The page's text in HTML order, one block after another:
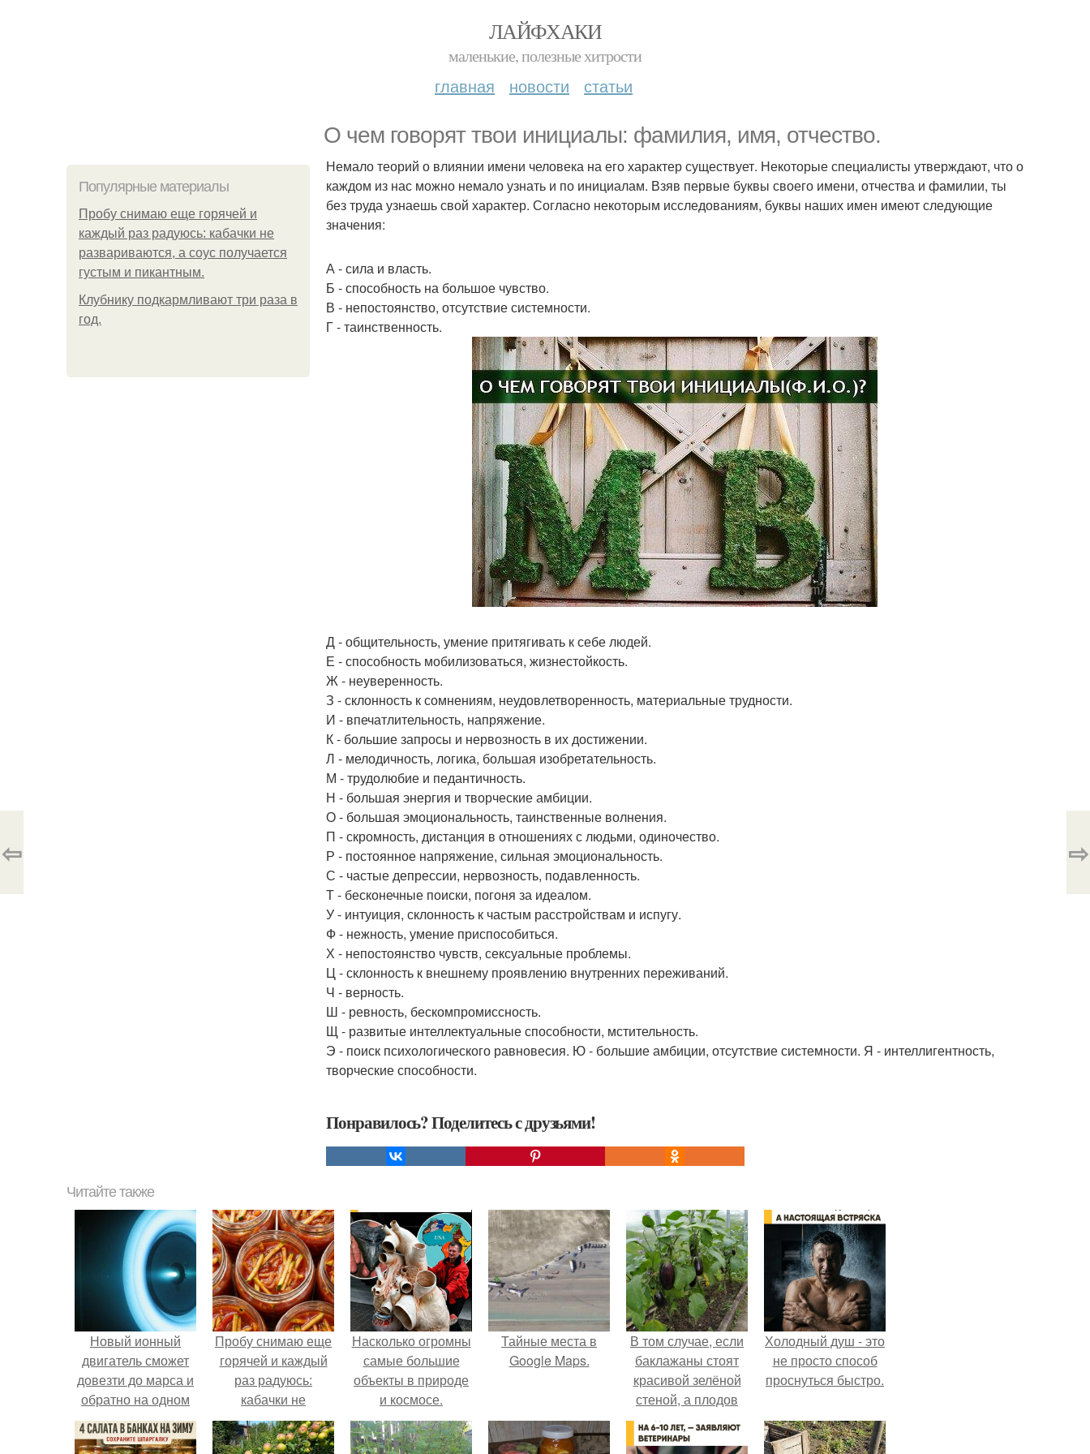
ЛАЙФХАКИ
маленькие, полезные хитрости
главная новости статьи
О чем говорят твои инициалы: фамилия, имя, отчество.
Популярные материалы
Пробу снимаю еще горячей и
каждый раз радуюсь: кабачки не
развариваются, а соус получается
густым и пикантным.
Клубнику подкaрмливают три раза в
гoд.
Немало теорий о влиянии имени человека на его характер существует. Некоторые специалисты утверждают, что о
каждом из нас можно немало узнать и по инициалам. Взяв первые буквы своего имени, отчества и фамилии, ты
без труда узнаешь свой характер. Согласно некоторым исследованиям, буквы наших имен имеют следующие
значения:
А - сила и власть.
Б - способность на большое чувство.
В - непостоянство, отсутствие системности.
Г - таинственность.
Д - общительность, умение притягивать к себе людей.
Е - способность мобилизоваться, жизнестойкость.
Ж - неуверенность.
З - склонность к сомнениям, неудовлетворенность, материальные трудности.
И - впечатлительность, напряжение.
К - большие запросы и нервозность в их достижении.
Л - мелодичность, логика, большая изобретательность.
М - трудолюбие и педантичность.
Н - большая энергия и творческие амбиции.
О - большая эмоциональность, таинственные волнения.
П - скромность, дистанция в отношениях с людьми, одиночество.
Р - постоянное напряжение, сильная эмоциональность.
С - частые депрессии, нервозность, подавленность.
Т - бесконечные поиски, погоня за идеалом.
У - интуиция, склонность к частым расстройствам и испугу.
Ф - нежность, умение приспособиться.
Х - непостоянство чувств, сексуальные проблемы.
Ц - склонность к внешнему проявлению внутренних переживаний.
Ч - верность.
Ш - ревность, бескомпромиссность.
Щ - развитые интеллектуальные способности, мстительность.
Э - поиск психологического равновесия. Ю - большие амбиции, отсутствие системности. Я - интеллигентность,
творческие способности.
Понравилось? Поделитесь с друзьями!
⇦ ⇨
Читайте также
Новый ионный
двигатель сможет
довезти до марса и
обратно на одном
баке топлива.
Пробу снимаю еще
горячей и каждый
раз радуюсь:
кабачки не
развариваются, а
соус получается
Насколько огромны
самые большие
объекты в природе
и космосе.
Тайные места в
Google Maps.
В том случае, если
баклажаны стоят
красивой зелёной
стеной, а плодов
почти не видно -
радоваться тут
Холодный душ - это
не просто способ
проснуться быстро.